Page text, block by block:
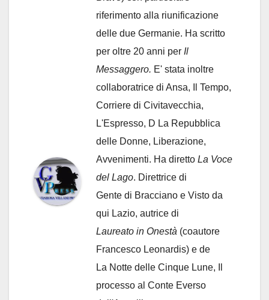
riferimento alla riunificazione
delle due Germanie. Ha scritto
per oltre 20 anni per Il
Messaggero. E' stata inoltre
collaboratrice di Ansa, Il Tempo,
Corriere di Civitavecchia,
L'Espresso, D La Repubblica
delle Donne, Liberazione,
Avvenimenti. Ha diretto La Voce
del Lago. Direttrice di
Gente di Bracciano e Visto da
qui Lazio, autrice di
Laureato in Onestà (coautore
Francesco Leonardis) e de
La Notte delle Cinque Lune, Il
processo al Conte Everso